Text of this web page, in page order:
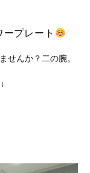
プレート
せんか？二の腕。